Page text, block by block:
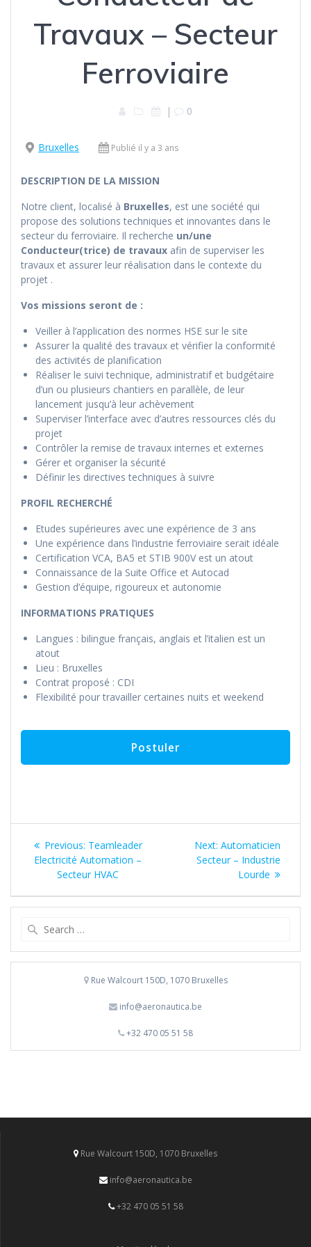
Travaux – Secteur
Ferroviaire
| 0
Bruxelles Publié il y a 3 ans
DESCRIPTION DE LA MISSION
Notre client, localisé à Bruxelles, est une société qui
propose des solutions techniques et innovantes dans le
secteur du ferroviaire. Il recherche un/une
Conducteur(trice) de travaux afin de superviser les
travaux et assurer leur réalisation dans le contexte du
projet .
Vos missions seront de :
Veiller à l’application des normes HSE sur le site
Assurer la qualité des travaux et vérifier la conformité
des activités de planification
Réaliser le suivi technique, administratif et budgétaire
d’un ou plusieurs chantiers en parallèle, de leur
lancement jusqu’à leur achèvement
Superviser l’interface avec d’autres ressources clés du
projet
Contrôler la remise de travaux internes et externes
Gérer et organiser la sécurité
Définir les directives techniques à suivre
PROFIL RECHERCHÉ
Etudes supérieures avec une expérience de 3 ans
Une expérience dans l’industrie ferroviaire serait idéale
Certification VCA, BA5 et STIB 900V est un atout
Connaissance de la Suite Office et Autocad
Gestion d’équipe, rigoureux et autonomie
INFORMATIONS PRATIQUES
Langues : bilingue français, anglais et l’italien est un
atout
Lieu : Bruxelles
Contrat proposé : CDI
Flexibilité pour travailler certaines nuits et weekend
Navigation
l’article
Previous: Previous
post:
Teamleader
Electricité Automation –
Secteur HVAC
Next: Next
post:
Automaticien
Secteur – Industrie
Lourde
Rue Walcourt 150D, 1070 Bruxelles
info@aeronautica.be
+32 470 05 51 58
Rue Walcourt 150D, 1070 Bruxelles
info@aeronautica.be
+32 470 05 51 58